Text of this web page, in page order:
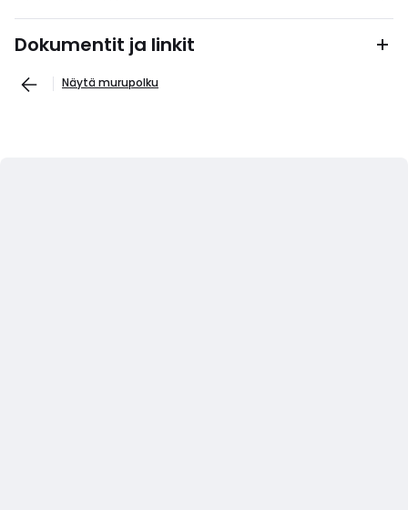
Dokumentit ja linkit
Näytä murupolku